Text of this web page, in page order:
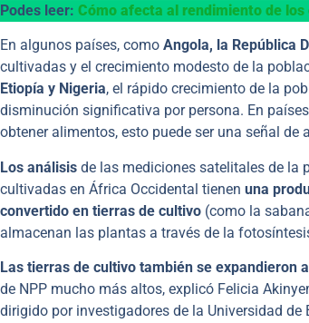
Podes leer: Cómo afecta al rendimiento de
En algunos países, como Angola, la República
cultivadas y el crecimiento modesto de la
Etiopía y Nigeria, el rápido crecimiento de la
disminución significativa por persona. En
obtener alimentos, esto puede ser una señal de
Los análisis de las mediciones satelitales de la
cultivadas en África Occidental tienen una
convertido en tierras de cultivo (como la
almacenan las plantas a través de la
Las tierras de cultivo también se expandieron
de NPP mucho más altos, explicó Felicia
dirigido por investigadores de la Universidad